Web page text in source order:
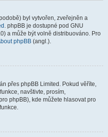
byl vytvořen, zveřejněn a
. phpBB je dostupné pod GNU
a může být volně distribuováno. Pro
phpBB (angl.).
přes phpBB Limited. Pokud věříte,
navštivte, prosím,
phpBB), kde můžete hlasovat pro